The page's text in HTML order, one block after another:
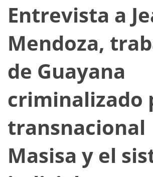
Entrevista a
Mendoza,
de Guayana
criminalizado
transnacional
Masisa y el